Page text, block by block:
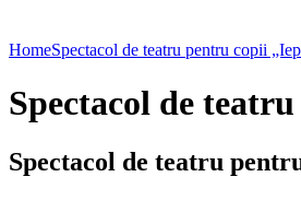
HomeSpectacol de teatru pentru copii
Spectacol de
Spectacol de teatru